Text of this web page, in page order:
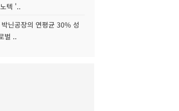
텍 '..
닌공장의 연평균 30% 성
벌 ..